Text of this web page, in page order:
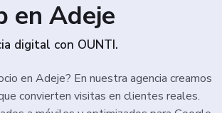
en Adeje
digital con OUNTI.
en Adeje? En nuestra agencia creamos
convierten visitas en clientes reales.